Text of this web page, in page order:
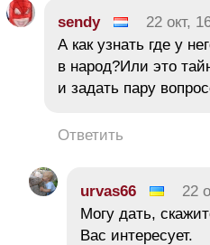
sendy 22 окт,
А как узнать где у
в народ?Или это
и задать пару
Ответить
urvas66 22
Могу дать,
Вас интересует.